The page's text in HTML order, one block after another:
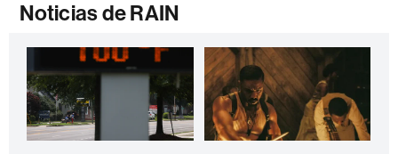
Noticias de RAIN